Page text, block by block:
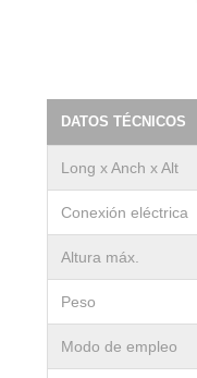
DATOS TÉCNICOS
Long x Anch x Alt
Conexión eléctrica
Altura máx.
Peso
Modo de empleo